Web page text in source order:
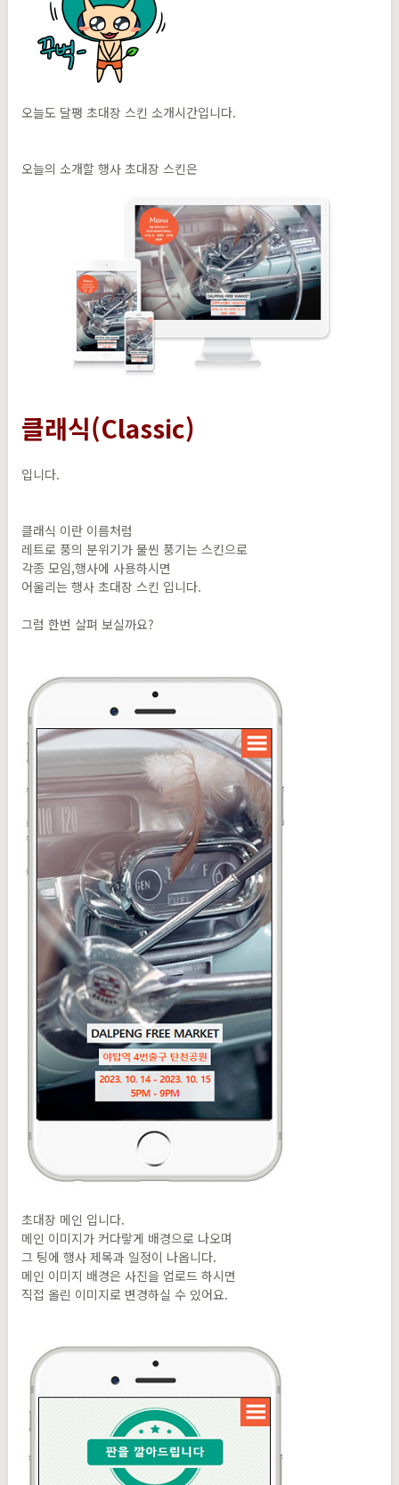
오늘도 달팽 초대장 스킨 소개시간입니다.
오늘의 소개할 행사 초대장 스킨은
클래식(Classic)
입니다.
클래식 이란 이름처럼
레트로 풍의 분위기가 물씬 풍기는 스킨으로
각종 모임,행사에 사용하시면
어울리는 행사 초대장 스킨 입니다.
그럼 한번 살펴 보실까요?
초대장 메인 입니다.
메인 이미지가 커다랗게 배경으로 나오며
그 팅에 행사 제목과 일정이 나옵니다.
메인 이미지 배경은 사진을 업로드 하시면
직접 올린 이미지로 변경하실 수 있어요.